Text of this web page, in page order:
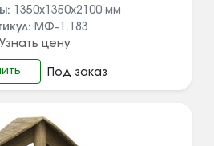
1350x1350x2100 мм
МФ-1.183
Узнать цену
Под заказ